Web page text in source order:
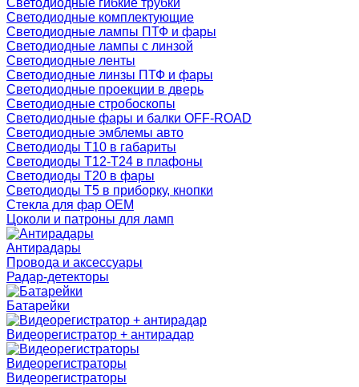
Светодиодные гибкие трубки
Светодиодные комплектующие
Светодиодные лампы ПТФ и фары
Светодиодные лампы с линзой
Светодиодные ленты
Светодиодные линзы ПТФ и фары
Светодиодные проекции в дверь
Светодиодные стробоскопы
Светодиодные фары и балки OFF-ROAD
Светодиодные эмблемы авто
Светодиоды T10 в габариты
Светодиоды T12-T24 в плафоны
Светодиоды T20 в фары
Светодиоды T5 в приборку, кнопки
Стекла для фар OEM
Цоколи и патроны для ламп
Антирадары
Провода и аксессуары
Радар-детекторы
Батарейки
Видеорегистратор + антирадар
Видеорегистраторы
Видеорегистраторы